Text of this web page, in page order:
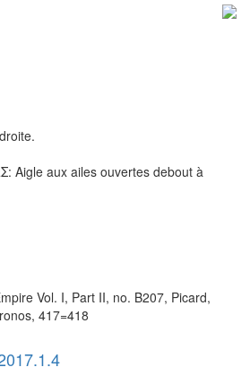
Aigle aux ailes ouvertes debout à
Vol. I, Part II, no. B207, Picard,
417=418